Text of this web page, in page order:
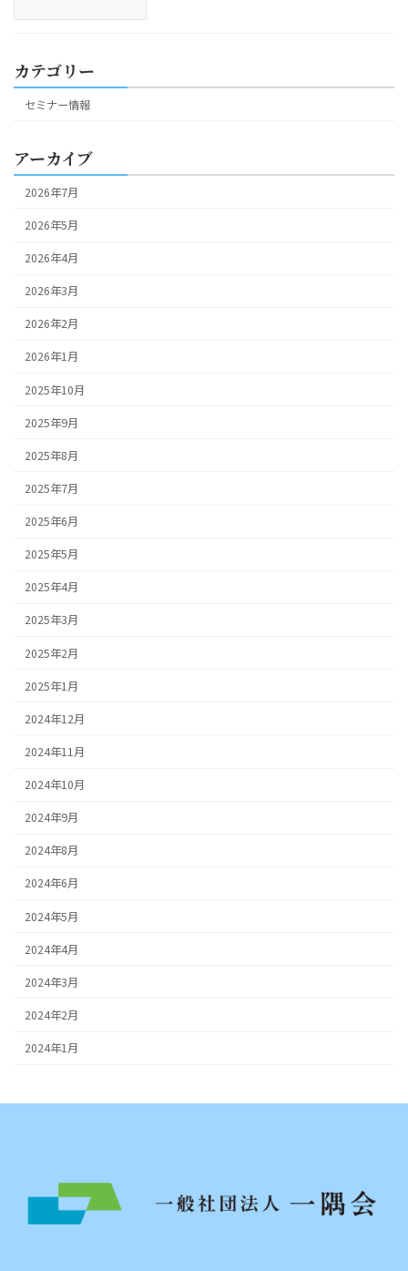
カテゴリー
セミナー情報
アーカイブ
2026年7月
2026年5月
2026年4月
2026年3月
2026年2月
2026年1月
2025年10月
2025年9月
2025年8月
2025年7月
2025年6月
2025年5月
2025年4月
2025年3月
2025年2月
2025年1月
2024年12月
2024年11月
2024年10月
2024年9月
2024年8月
2024年6月
2024年5月
2024年4月
2024年3月
2024年2月
2024年1月